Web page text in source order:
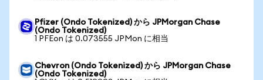
Pfizer (Ondo Tokenized) から JPMorgan Chase
(Ondo Tokenized)
1 PFEon は 0.073555 JPMon に相当
Chevron (Ondo Tokenized) から JPMorgan Chase
(Ondo Tokenized)